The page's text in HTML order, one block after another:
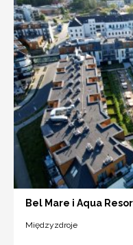
Bel Mare i Aqua
Międzyzdroje